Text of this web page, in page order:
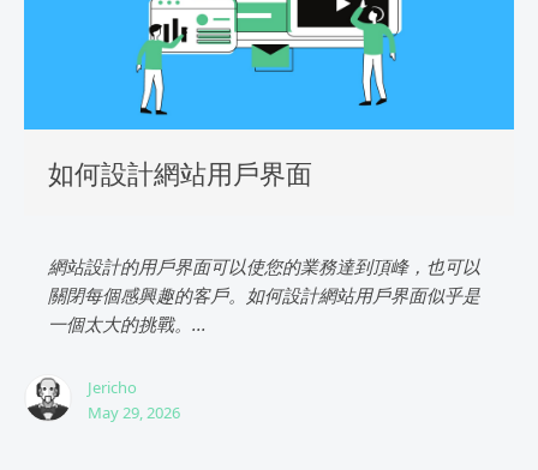
如何設計網站用戶界面
網站設計的用戶界面可以使您的業務達到頂峰，也可以
關閉每個感興趣的客戶。如何設計網站用戶界面似乎是
一個太大的挑戰。...
Jericho
May 29, 2026